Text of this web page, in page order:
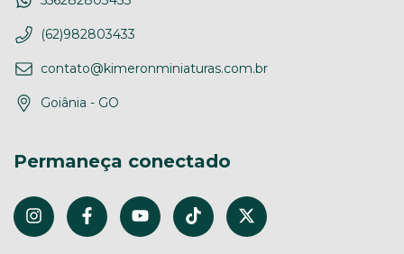
(62)982803433
contato@kimeronminiaturas.com.br
Goiânia - GO
Permaneça conectado